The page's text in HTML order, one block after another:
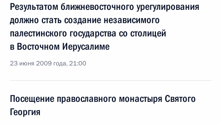
Результатом ближневосточного урегулирования
должно стать создание независимого
палестинского государства со столицей
в Восточном Иерусалиме
23 июня 2009 года, 21:00
Посещение православного монастыря Святого
Георгия